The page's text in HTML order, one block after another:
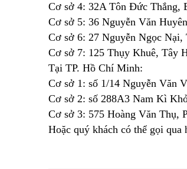
Cơ sở 4: 32A Tôn Đức Thắng,
Cơ sở 5: 36 Nguyễn Văn
Cơ sở 6: 27 Nguyễn Ngọc Nại,
Cơ sở 7: 125 Thụy Khuê, Tây
Tại TP. Hồ Chí Minh:
Cơ sở 1: số 1/14 Nguyễn Văn
Cơ sở 2: số 288A3 Nam Kì
Cơ sở 3: 575 Hoàng Văn Thụ,
Hoặc quý khách có thể gọi